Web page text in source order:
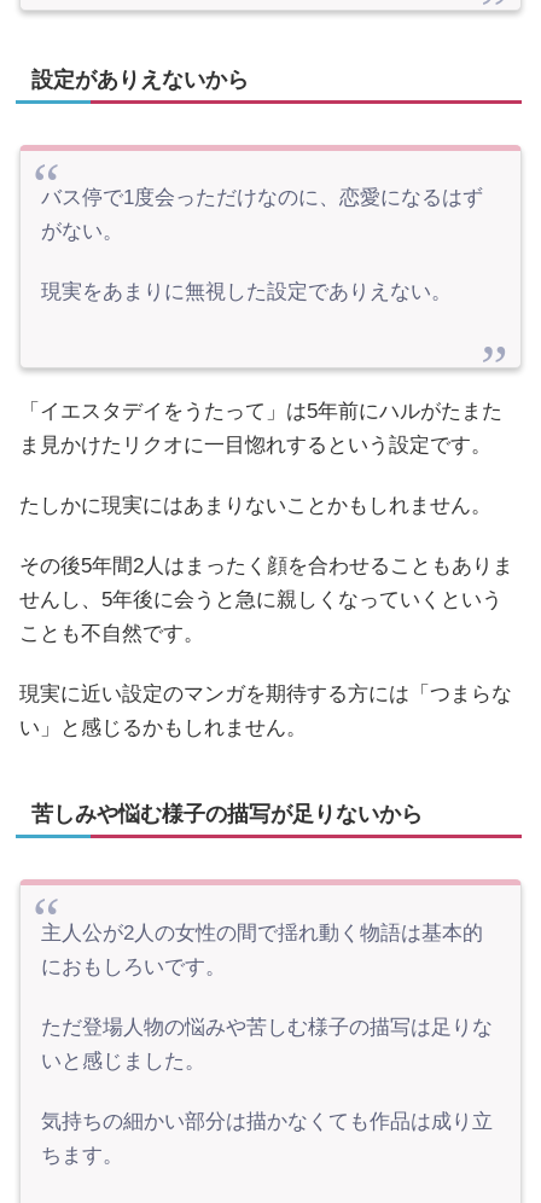
設定がありえないから
バス停で1度会っただけなのに、恋愛になるはず
がない。
現実をあまりに無視した設定でありえない。
「イエスタデイをうたって」は5年前にハルがたまた
ま見かけたリクオに一目惚れするという設定です。
たしかに現実にはあまりないことかもしれません。
その後5年間2人はまったく顔を合わせることもありま
せんし、5年後に会うと急に親しくなっていくという
ことも不自然です。
現実に近い設定のマンガを期待する方には「つまらな
い」と感じるかもしれません。
苦しみや悩む様子の描写が足りないから
主人公が2人の女性の間で揺れ動く物語は基本的
におもしろいです。
ただ登場人物の悩みや苦しむ様子の描写は足りな
いと感じました。
気持ちの細かい部分は描かなくても作品は成り立
ちます。